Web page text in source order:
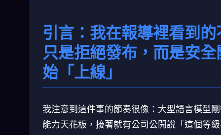
引言：我在報導裡看到的
只是拒絕發布，而是安全
始「上線」
我注意到這件事的節奏很像：大型語言模型
能力天花板，接著就有公司公開說「這個等